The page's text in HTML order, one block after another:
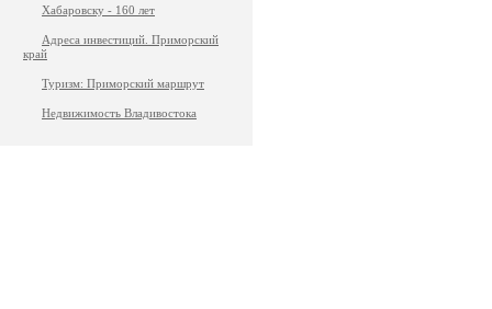
Хабаровску - 160 лет
Адреса инвестиций. Приморский
край
Туризм: Приморский маршрут
Недвижимость Владивостока